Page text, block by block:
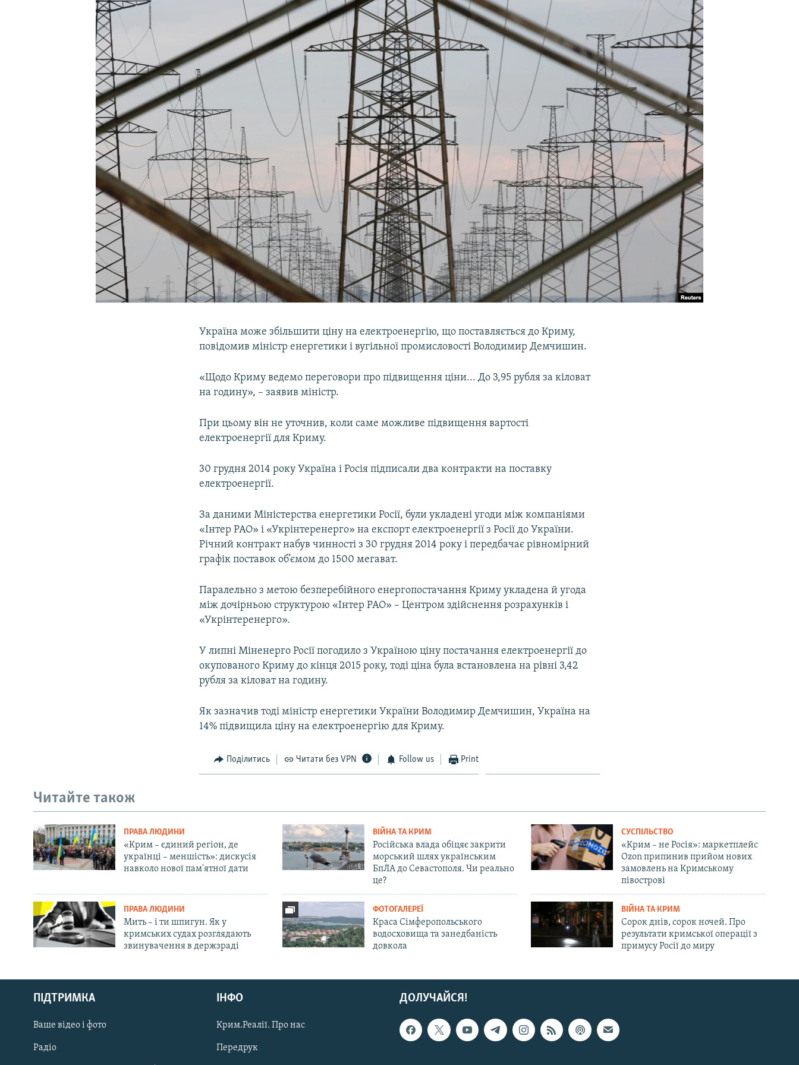
УКРАЇНСЬКА ПРОБЛЕМА КРИМУ
Русский
Qırımtatar
ДОЛУЧАЙСЯ!
Україна може збільшити ціну на електроенергію, що поставляється до Криму,
повідомив міністр енергетики і вугільної промисловості Володимир Демчишин.
«Щодо Криму ведемо переговори про підвищення ціни... До 3,95 рубля за кіловат
на годину», – заявив міністр.
При цьому він не уточнив, коли саме можливе підвищення вартості
електроенергії для Криму.
30 грудня 2014 року Україна і Росія підписали два контракти на поставку
електроенергії.
За даними Міністерства енергетики Росії, були укладені угоди між компаніями
«Інтер РАО» і «Укрінтеренерго» на експорт електроенергії з Росії до України.
Річний контракт набув чинності з 30 грудня 2014 року і передбачає рівномірний
графік поставок об’ємом до 1500 мегават.
Паралельно з метою безперебійного енергопостачання Криму укладена й угода
між дочірньою структурою «Інтер РАО» – Центром здійснення розрахунків і
«Укрінтеренерго».
У липні Міненерго Росії погодило з Україною ціну постачання електроенергії до
окупованого Криму до кінця 2015 року, тоді ціна була встановлена на рівні 3,42
рубля за кіловат на годину.
Як зазначив тоді міністр енергетики України Володимир Демчишин, Україна на
14% підвищила ціну на електроенергію для Криму.
Поділитись Читати без VPN Follow us Print
Читайте також
ПРАВА ЛЮДИНИ
«Крим – єдиний регіон, де
українці – меншість»: дискусія
навколо нової пам'ятної дати
ВІЙНА ТА КРИМ
Російська влада обіцяє закрити
морський шлях українським
БпЛА до Севастополя. Чи реально
це?
СУСПІЛЬСТВО
«Крим – не Росія»: маркетплейс
Ozon припинив прийом нових
замовлень на Кримському
півострові
ПРАВА ЛЮДИНИ
Мить – і ти шпигун. Як у
кримських судах розглядають
звинувачення в держзраді
ФОТОГАЛЕРЕЇ
Краса Сімферопольського
водосховища та занедбаність
довкола
ВІЙНА ТА КРИМ
Сорок днів, сорок ночей. Про
результати кримської операції з
примусу Росії до миру
ДОЛУЧАЙСЯ!
ПІДТРИМКА
Ваше відео і фото
Радіо
ІНФО
Крим.Реалії. Про нас
Передрук